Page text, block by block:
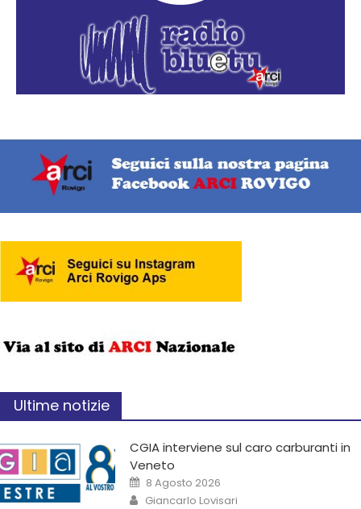
Ultime notizie
CGIA interviene sul caro carburanti in
Veneto
8 Agosto 2026
Giancarlo Lovisari